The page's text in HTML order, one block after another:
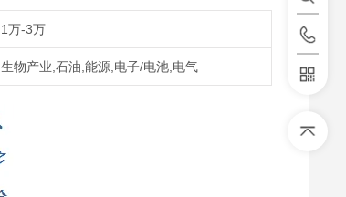
1万-3万
生物产业,石油,能源,电子/电池,电气